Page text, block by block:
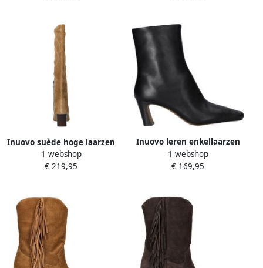
Inuovo suède hoge laarzen
cognac
1 webshop
€ 219,95
Inuovo leren enkellaarzen
zwart
1 webshop
€ 169,95